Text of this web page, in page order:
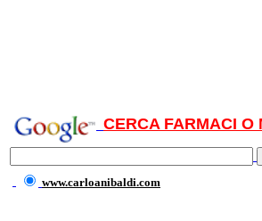
CERCA FARMACI O
www.carloanibaldi.com